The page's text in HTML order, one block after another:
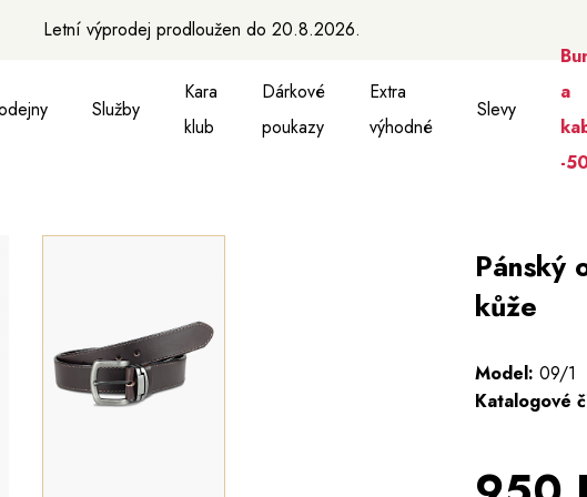
Letní výprodej prodloužen do 20.8.2026.
Služby
Kara
klub
Dárkové
poukazy
Extra
výhodné
Slevy
a
-
Pánský
kůže
Model: 09/1
Katalogové